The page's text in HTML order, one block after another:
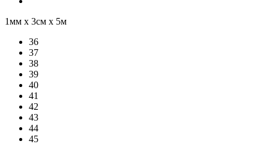
1мм х 3см х 5м
36
37
38
39
40
41
42
43
44
45